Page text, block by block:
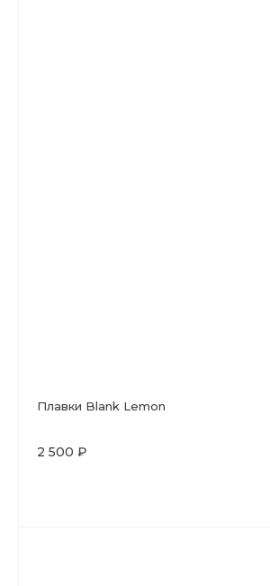
Плавки Blank Lemon
2 500 ₽